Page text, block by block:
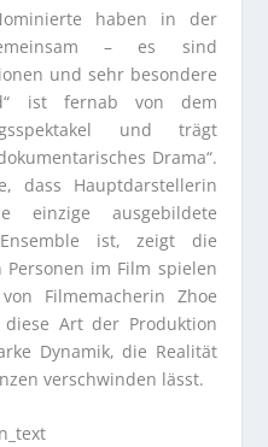
haben in der
– es sind
und sehr besondere
ist fernab von dem
und trägt
Drama“.
dass Hauptdarstellerin
einzige ausgebildete
ist, zeigt die
im Film spielen
Filmemacherin Zhoe
Art der Produktion
Dynamik, die Realität
verschwinden lässt.